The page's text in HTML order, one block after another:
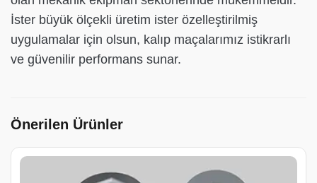
İster büyük ölçekli üretim ister özelleştirilmiş
uygulamalar için olsun, kalıp maçalarımız istikrarlı
ve güvenilir performans sunar.
Önerilen Ürünler